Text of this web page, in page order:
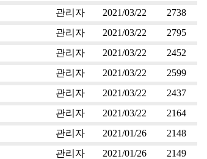
관리자 2021/03/22
2738
관리자 2021/03/22
2795
관리자 2021/03/22
2452
관리자 2021/03/22
2599
관리자 2021/03/22
2437
관리자 2021/03/22
2164
관리자 2021/01/26
2148
관리자 2021/01/26
2149